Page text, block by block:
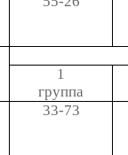
1
группа
33-73